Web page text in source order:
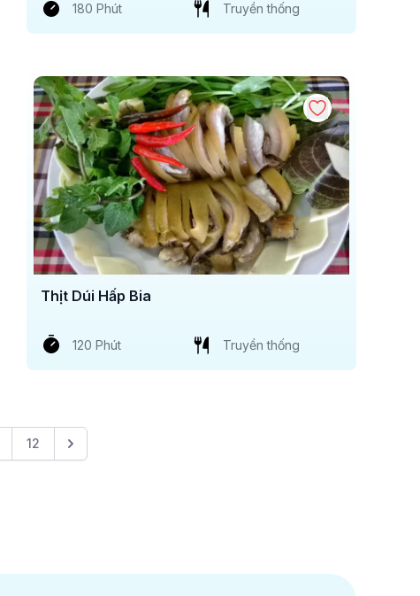
180 Phút Truyền thống
Thịt Dúi Hấp Bia
120 Phút Truyền thống
12